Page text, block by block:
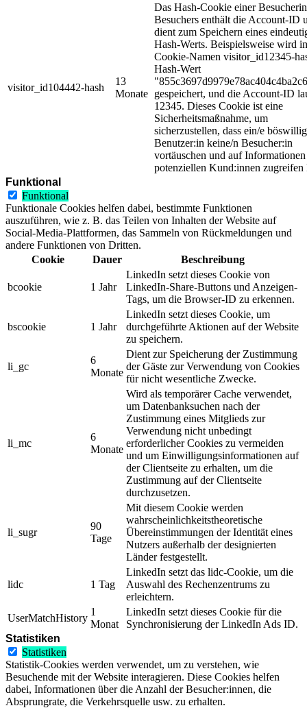
visitor_id104442-hash
13
Monate
Das Hash-Cookie einer
Besuchers enthält die Account-ID
dient zum Speichern eines
Hash-Werts. Beispielsweise wird
Cookie-Namen visitor_id12345-
Hash-Wert
gespeichert, und die Account-ID
12345. Dieses Cookie ist eine
Sicherheitsmaßnahme, um
sicherzustellen, dass ein/e
Benutzer:in keine/n Besucher:in
vortäuschen und auf
potenziellen Kund:innen
Funktional
Funktional
Funktionale Cookies helfen dabei, bestimmte Funktionen
auszuführen, wie z. B. das Teilen von Inhalten der Website auf
Social-Media-Plattformen, das Sammeln von Rückmeldungen und
andere Funktionen von Dritten.
Cookie
Dauer Beschreibung
bcookie 1 Jahr
LinkedIn setzt dieses Cookie von
LinkedIn-Share-Buttons und Anzeigen-
Tags, um die Browser-ID zu erkennen.
bscookie 1 Jahr
LinkedIn setzt dieses Cookie, um
durchgeführte Aktionen auf der Website
zu speichern.
li_gc
6
Monate
Dient zur Speicherung der Zustimmung
der Gäste zur Verwendung von Cookies
für nicht wesentliche Zwecke.
li_mc
6
Monate
Wird als temporärer Cache verwendet,
um Datenbanksuchen nach der
Zustimmung eines Mitglieds zur
Verwendung nicht unbedingt
erforderlicher Cookies zu vermeiden
und um Einwilligungsinformationen auf
der Clientseite zu erhalten, um die
Zustimmung auf der Clientseite
durchzusetzen.
li_sugr
90
Tage
Mit diesem Cookie werden
wahrscheinlichkeitstheoretische
Übereinstimmungen der Identität eines
Nutzers außerhalb der designierten
Länder festgestellt.
lidc 1 Tag
LinkedIn setzt das lidc-Cookie, um die
Auswahl des Rechenzentrums zu
erleichtern.
UserMatchHistory
1
Monat
LinkedIn setzt dieses Cookie für die
Synchronisierung der LinkedIn Ads ID.
Statistiken
Statistiken
Statistik-Cookies werden verwendet, um zu verstehen, wie
Besuchende mit der Website interagieren. Diese Cookies helfen
dabei, Informationen über die Anzahl der Besucher:innen, die
Absprungrate, die Verkehrsquelle usw. zu erhalten.